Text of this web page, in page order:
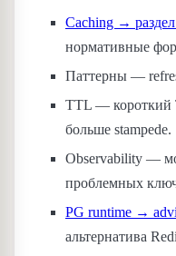
Caching → раздел
нормативные
Паттерны —
TTL —
больше stampede.
Observability —
проблемных
PG runtime →
альтернатива